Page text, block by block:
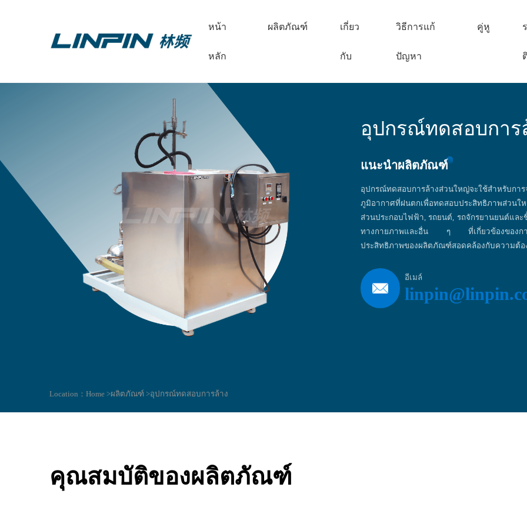
หน้า
หลัก
ผลิตภัณฑ์ เกี่ยว
กับ
วิธีการแก้
ปัญหา
คู่หู
อุปกรณ์ทดสอบการ
แนะนำผลิตภัณฑ์
อุปกรณ์ทดสอบการล้างส่วนใหญ่จะใช้สำหรับกา
ภูมิอากาศที่ฝนตกเพื่อทดสอบประสิทธิภาพส่วน
ส่วนประกอบไฟฟ้า, รถยนต์, รถจักรยานยนต์แ
ทางกายภาพและอื่น ๆ ที่เกี่ยวข้องของการท
ประสิทธิภาพของผลิตภัณฑ์สอดคล้องกับความต้
อีเมล์
Location： Home >ผลิตภัณฑ์ >อุปกรณ์ทดสอบการล้าง
คุณสมบัติของผลิตภัณฑ์